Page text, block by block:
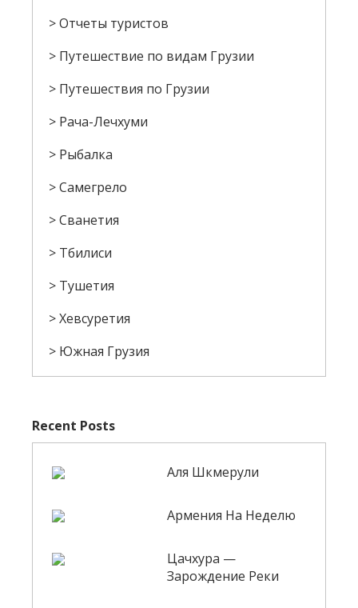
Отчеты туристов
Путешествие по видам Грузии
Путешествия по Грузии
Рача-Лечхуми
Рыбалка
Самегрело
Сванетия
Тбилиси
Тушетия
Хевсуретия
Южная Грузия
Recent Posts
Аля Шкмерули
Армения На Неделю
Цачхура —
Зарождение Реки